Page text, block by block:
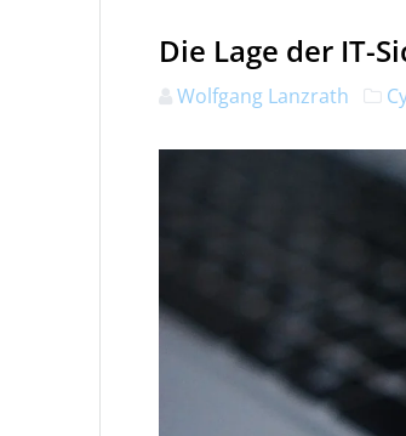
Die Lage der IT-
Wolfgang Lanzrath